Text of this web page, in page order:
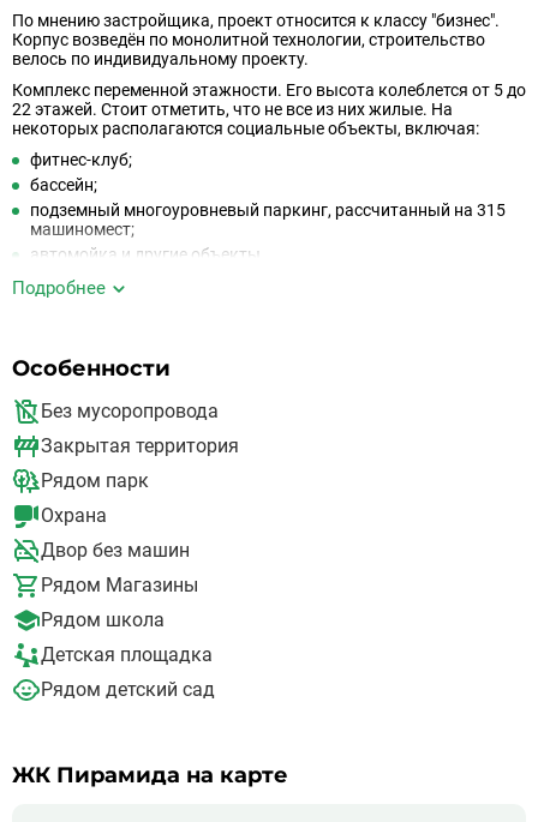
По мнению застройщика, проект относится к классу "бизнес".
Корпус возведён по монолитной технологии, строительство
велось по индивидуальному проекту.
Комплекс переменной этажности. Его высота колеблется от 5 до
22 этажей. Стоит отметить, что не все из них жилые. На
некоторых располагаются социальные объекты, включая:
фитнес-клуб;
бассейн;
подземный многоуровневый паркинг, рассчитанный на 315
машиномест;
автомойка и другие объекты.
Территория ЖК находится под круглосуточной охраной. В
В общей сложности в проект входит 192 квартиры.
максимальная — 255. Отличительной чертой квартир являются
свободные планировки, поэтому жители смогут самостоятельно
разграничивать пространство.
Кроме того, застройщик предлагает пентхаусы и двухуровневые
апартаменты, из окон которых открывается великолепный вид
на столицу.
Подробнее
Особенности
Без мусоропровода
Закрытая территория
Рядом парк
Охрана
Двор без машин
Рядом Магазины
Рядом школа
Детская площадка
Рядом детский сад
ЖК Пирамида на карте